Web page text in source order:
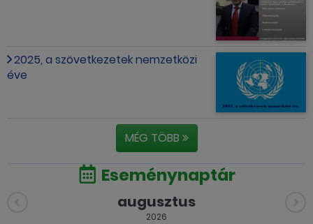
2025, a szövetkezetek nemzetközi
éve
MÉG TÖBB
Eseménynaptár
augusztus
2026